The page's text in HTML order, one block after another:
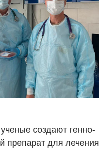
создают генно-
препарат для лечения